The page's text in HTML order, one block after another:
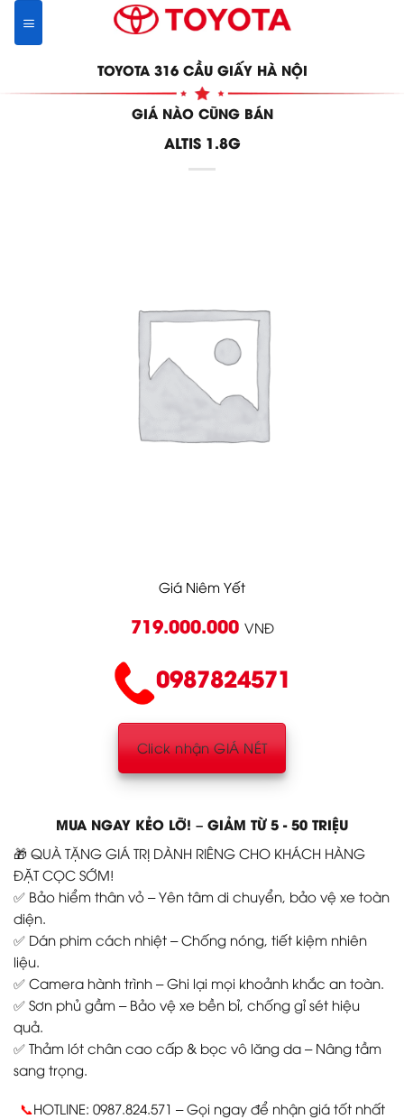
Skip
content
TOYOTA 316 CẦU GIẤY HÀ NỘI
GIÁ NÀO CŨNG BÁN
ALTIS 1.8G
Giá Niêm Yết
719.000.000 VNĐ
0987824571
Click nhận GIÁ NÉT
MUA NGAY KẺO LỠ! – GIẢM TỪ 5 - 50 TRIỆU
🎁 QUÀ TẶNG GIÁ TRỊ DÀNH RIÊNG CHO KHÁCH HÀNG
ĐẶT CỌC SỚM!
✅ Bảo hiểm thân vỏ – Yên tâm di chuyển, bảo vệ xe toàn
diện.
✅ Dán phim cách nhiệt – Chống nóng, tiết kiệm nhiên
liệu.
✅ Camera hành trình – Ghi lại mọi khoảnh khắc an toàn.
✅ Sơn phủ gầm – Bảo vệ xe bền bỉ, chống gỉ sét hiệu
quả.
✅ Thảm lót chân cao cấp & bọc vô lăng da – Nâng tầm
sang trọng.
📞HOTLINE: 0987.824.571 – Gọi ngay để nhận giá tốt nhất